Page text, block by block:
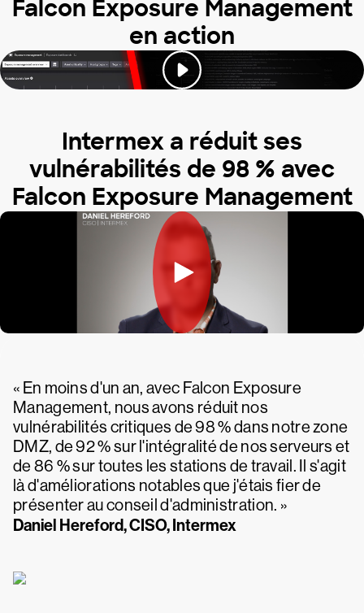
Falcon Exposure Management
en action
Intermex a réduit ses
vulnérabilités de 98 % avec
Falcon Exposure Management
« En moins d'un an, avec Falcon Exposure
Management, nous avons réduit nos
vulnérabilités critiques de 98 % dans notre zone
DMZ, de 92 % sur l'intégralité de nos serveurs et
de 86 % sur toutes les stations de travail. Il s'agit
là d'améliorations notables que j'étais fier de
présenter au conseil d'administration. »
Daniel Hereford, CISO, Intermex